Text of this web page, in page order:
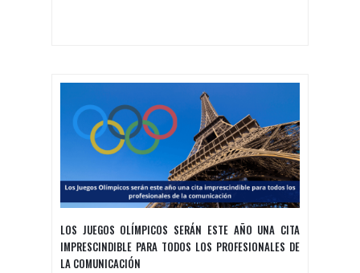
LOS JUEGOS OLÍMPICOS SERÁN ESTE AÑO UNA CITA
IMPRESCINDIBLE PARA TODOS LOS PROFESIONALES DE
LA COMUNICACIÓN